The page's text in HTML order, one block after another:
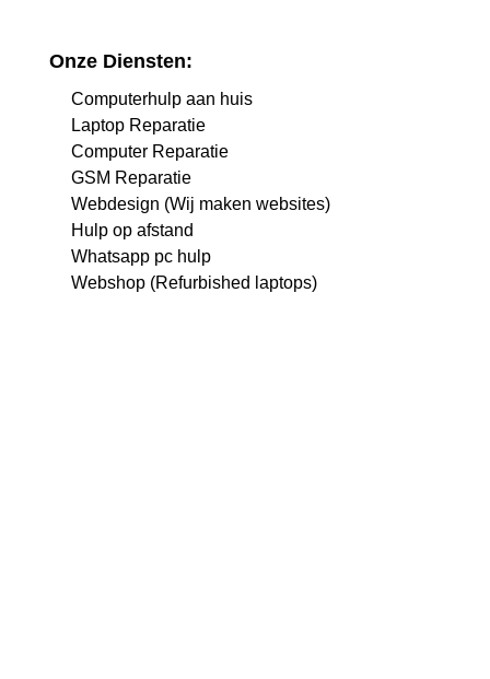
Onze Diensten:
Computerhulp aan huis
Laptop Reparatie
Computer Reparatie
GSM Reparatie
Webdesign (Wij maken websites)
Hulp op afstand
Whatsapp pc hulp
Webshop (Refurbished laptops)